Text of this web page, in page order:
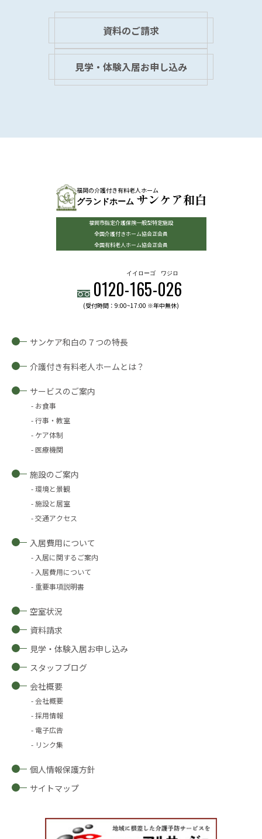
資料のご請求
見学・体験入居お申し込み
福岡の介護付き有料老人ホーム
グランドホーム サンケア和白
福岡市指定介護保険一般型特定施設
全国介護付きホーム協会正会員
全国有料老人ホーム協会正会員
0120-165
イイローゴ
-026
ワジロ
(受付時間：9:00~17:00 ※年中無休)
サンケア和白の７つの特長
介護付き有料老人ホームとは？
サービスのご案内
お食事
行事・教室
ケア体制
医療機関
施設のご案内
環境と景観
施設と居室
交通アクセス
入居費用について
入居に関するご案内
入居費用について
重要事項説明書
空室状況
資料請求
見学・体験入居お申し込み
スタッフブログ
会社概要
会社概要
採用情報
電子広告
リンク集
個人情報保護方針
サイトマップ